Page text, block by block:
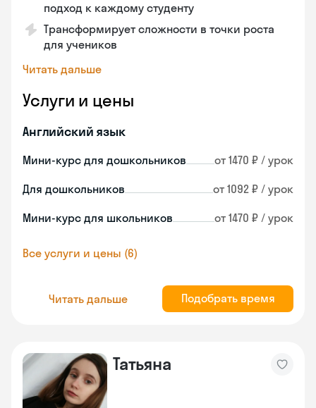
подход к каждому студенту
Трансформирует сложности в точки роста
для учеников
Читать дальше
Услуги и цены
Английский язык
Мини-курс для дошкольников от 1470 ₽ / урок
Для дошкольников от 1092 ₽ / урок
Мини-курс для школьников от 1470 ₽ / урок
Все услуги и цены (6)
Читать дальше Подобрать время
Татьяна